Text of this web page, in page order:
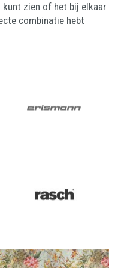
zien of het bij elkaar
combinatie hebt